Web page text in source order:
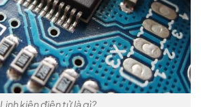
Linh kiện điện tử là gì?